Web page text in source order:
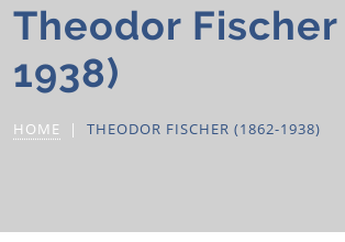
Theodor Fischer
1938)
HOME THEODOR FISCHER (1862-1938)